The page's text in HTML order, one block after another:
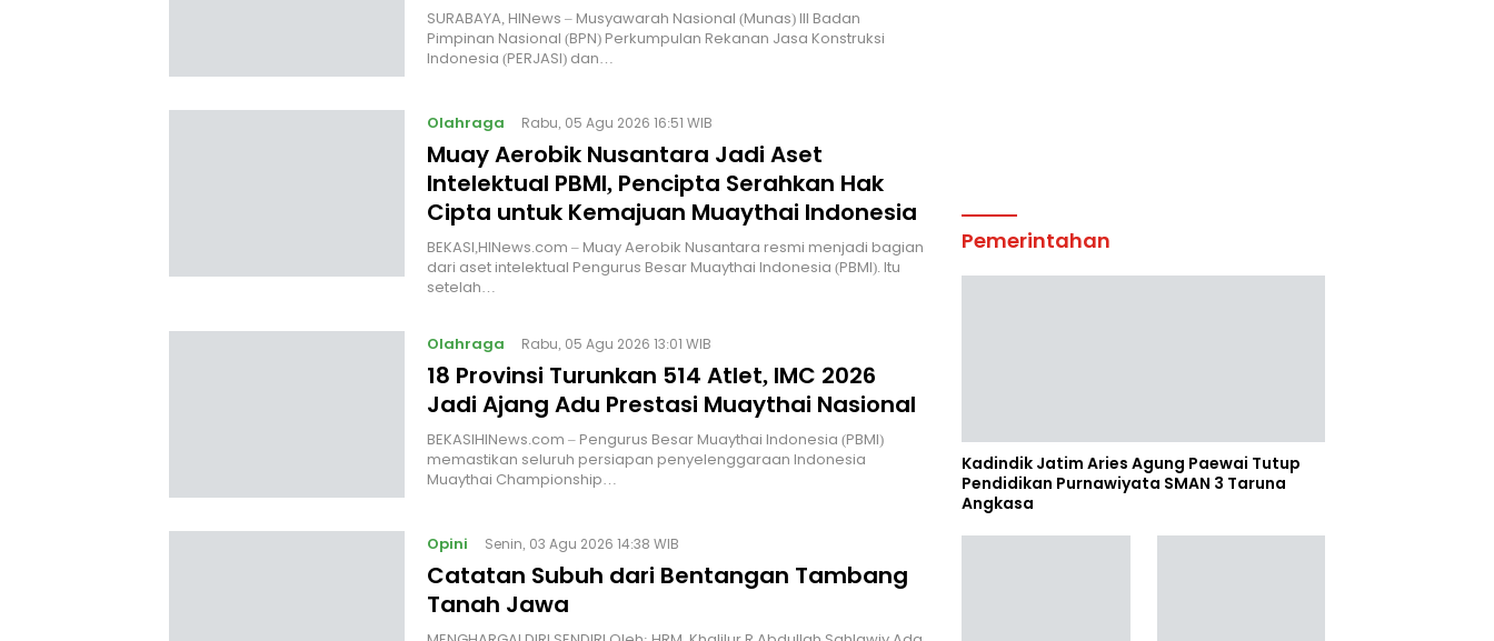
SURABAYA, HINews – Musyawarah Nasional (Munas) III Badan
Pimpinan Nasional (BPN) Perkumpulan Rekanan Jasa Konstruksi
Indonesia (PERJASI) dan…
Olahraga Rabu, 05 Agu 2026 16:51 WIB
Muay Aerobik Nusantara Jadi Aset
Intelektual PBMI, Pencipta Serahkan Hak
Cipta untuk Kemajuan Muaythai Indonesia
BEKASI,HINews.com – Muay Aerobik Nusantara resmi menjadi bagian
dari aset intelektual Pengurus Besar Muaythai Indonesia (PBMI). Itu
setelah…
Olahraga Rabu, 05 Agu 2026 13:01 WIB
18 Provinsi Turunkan 514 Atlet, IMC 2026
Jadi Ajang Adu Prestasi Muaythai Nasional
‎BEKASIHINews.com – Pengurus Besar Muaythai Indonesia (PBMI)
memastikan seluruh persiapan penyelenggaraan Indonesia
Muaythai Championship…
Opini Senin, 03 Agu 2026 14:38 WIB
Catatan Subuh dari Bentangan Tambang
Tanah Jawa
Pemerintahan
Kadindik Jatim Aries Agung Paewai Tutup
Pendidikan Purnawiyata SMAN 3 Taruna
Angkasa